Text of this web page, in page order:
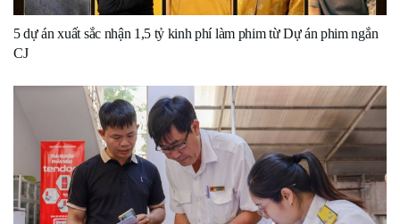
5 dự án xuất sắc nhận 1,5 tỷ kinh phí làm phim từ Dự án phim ngắn
CJ